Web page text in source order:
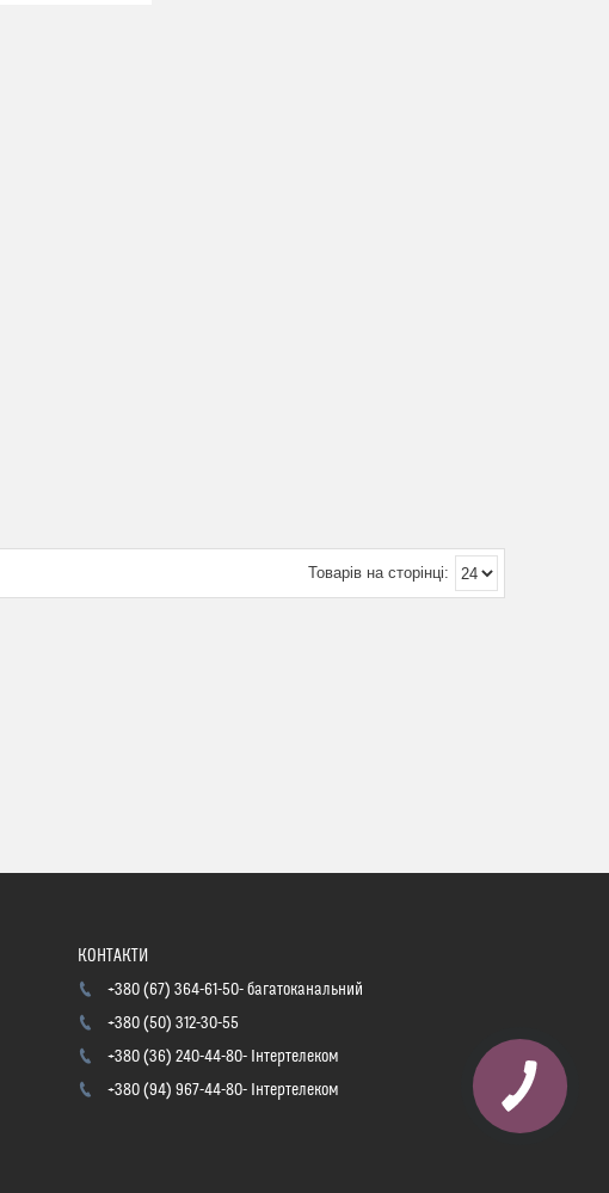
+380 (67) 364-61-50 багатоканальний
+380 (50) 312-30-55
+380 (36) 240-44-80 Інтертелеком
+380 (94) 967-44-80 Інтертелеком